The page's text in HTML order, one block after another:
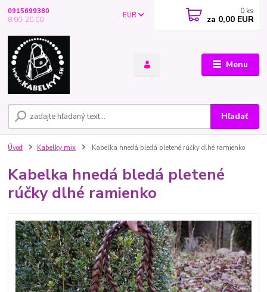
Menu
EUR
Hľadať
0915699380
8.00-20.00
0 ks
za 0,00 EUR
Úvod Kabelky mix Kabelka hnedá bledá pletené rúčky dlhé ramienko
Kabelka hnedá bledá pletené
rúčky dlhé ramienko